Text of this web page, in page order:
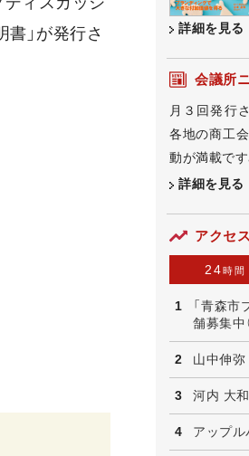
」が発行さ
詳細を見る
会議所
月３回発行
各地の商工
動が満載です
詳細を見る
アクセ
24時間
「青森市
舗募集中
山中伸弥
河内 大和
アップル